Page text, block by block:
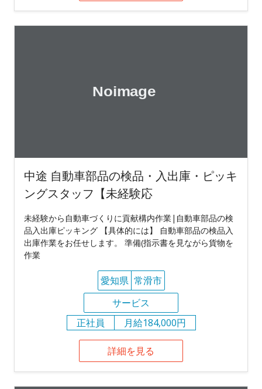
中途 自動車部品の検品・入出庫・ピッキ
ングスタッフ【未経験応
未経験から自動車づくりに貢献構内作業|自動車部品の検
品入出庫ピッキング 【具体的には】 自動車部品の検品入
出庫作業をお任せします。 準備(指示書を見ながら貨物を
作業
愛知県 常滑市
サービス
正社員
月給184,000円
詳細を見る